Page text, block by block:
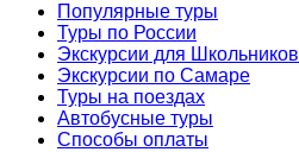
Популярные туры
Туры по России
Экскурсии для Школьников
Экскурсии по Самаре
Туры на поездах
Автобусные туры
Способы оплаты